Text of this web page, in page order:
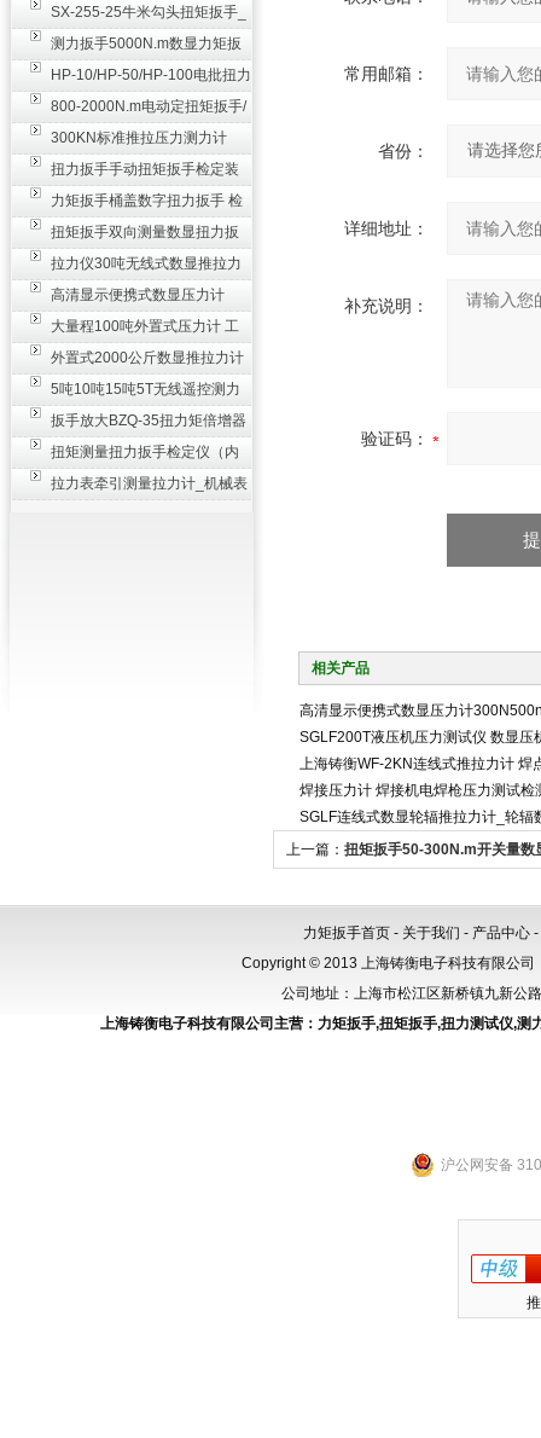
SX-255-25牛米勾头扭矩扳手_
螺栓紧固扭力扳手
测力扳手5000N.m数显力矩扳
手 非标扭力扳手工业级
HP-10/HP-50/HP-100电批扭力
测试仪,测量仪
800-2000N.m电动定扭矩扳手/
扭矩电动扳手
300KN标准推拉压力测力计
_0.3级数显压力仪
扭力扳手手动扭矩扳手检定装
置 50-100N扳手测量仪器
力矩扳手桶盖数字扭力扳手 检
测瓶盖拧紧扭矩工具
扭矩扳手双向测量数显扭力扳
手 2000N,m力矩扳手价格
拉力仪30吨无线式数显推拉力
计 数字显示测力计80T
高清显示便携式数显压力计
300N500n_手持电子测力计
大量程100吨外置式压力计 工
业用数显测力计价格
外置式2000公斤数显推拉力计
_数字拉力压力测试仪
5吨10吨15吨5T无线遥控测力
计_带遥控电子拉力计数显式
扳手放大BZQ-35扭力矩倍增器
_3500牛米扭力倍力器仪
扭矩测量扭力扳手检定仪（内
置打印） 扭矩检验仪器
拉力表牵引测量拉力计_机械表
常用邮箱：
省份：
详细地址：
补充说明：
验证码：
相关产品
高清显示便携式数显压力计
SGLF200T液压机压力测试仪 数显压
上海铸衡WF-2KN连线式推拉力计 焊
焊接压力计 焊接机电焊枪压力测试检
SGLF连线式数显轮辐推拉力计_轮辐
上一篇： 扭矩扳手50-300N.m开关量数
力矩扳手首页 - 关于我们 - 产品中心 -
Copyright © 2013 上海铸衡电子科技有限公
公司地址：上海市松江区新桥镇九新
上海铸衡电子科技有限公司主营： 力矩扳手,扭矩扳手,扭力测试仪,测
沪公网安备